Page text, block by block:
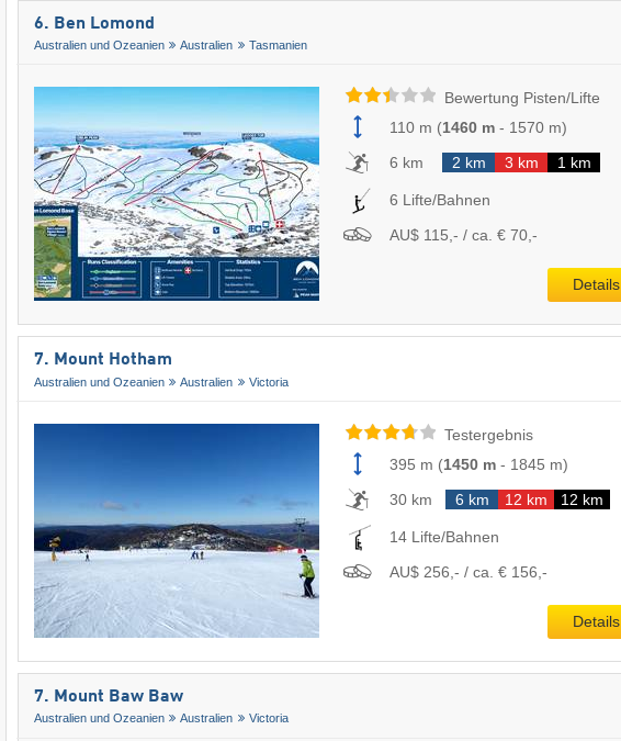
6. Ben Lomond
Australien und Ozeanien Australien Tasmanien
Bewertung Pisten/Lifte
110 m (1460 m - 1570 m)
6 km
2 km 3 km 1 km
6 Lifte/Bahnen
AU$ 115,- / ca. € 70,-
Details
7. Mount Hotham
Australien und Ozeanien Australien Victoria
Testergebnis
395 m (1450 m - 1845 m)
30 km
6 km 12 km 12 km
14 Lifte/Bahnen
AU$ 256,- / ca. € 156,-
Details
7. Mount Baw Baw
Australien und Ozeanien Australien Victoria